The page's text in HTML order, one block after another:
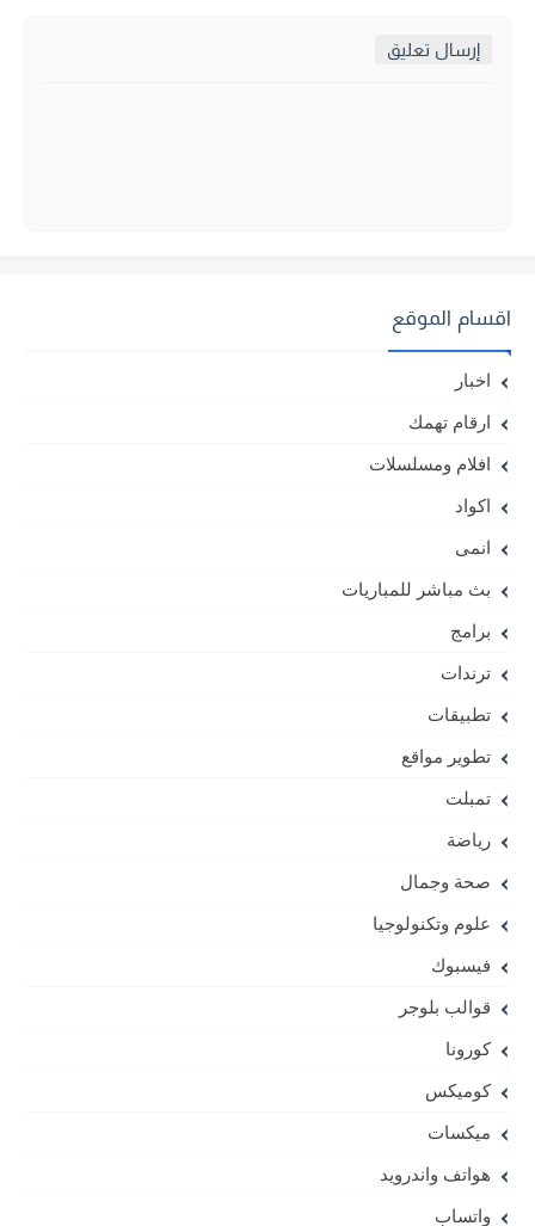
إرسال تعليق
اقسام الموقع
اخبار
ارقام تهمك
افلام ومسلسلات
اكواد
انمى
بث مباشر للمباريات
برامج
ترندات
تطبيقات
تطوير مواقع
تمبلت
رياضة
صحة وجمال
علوم وتكنولوجيا
فيسبوك
قوالب بلوجر
كورونا
كوميكس
ميكسات
هواتف واندرويد
واتساب